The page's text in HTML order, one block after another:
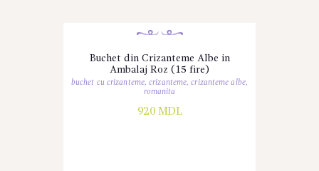
Buchet din Crizanteme Albe in
Ambalaj Roz (15 fire)
buchet cu crizanteme,crizanteme,crizanteme albe,
romanita
920 MDL